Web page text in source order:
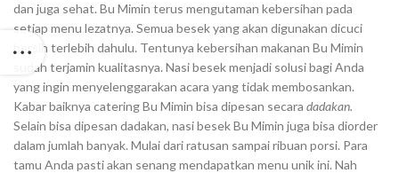
dan juga sehat. Bu Mimin terus mengutaman kebersihan pada
setiap menu lezatnya. Semua besek yang akan digunakan dicuci
bersih terlebih dahulu. Tentunya kebersihan makanan Bu Mimin
sudah terjamin kualitasnya. Nasi besek menjadi solusi bagi Anda
yang ingin menyelenggarakan acara yang tidak membosankan.
Kabar baiknya catering Bu Mimin bisa dipesan secara dadakan.
Selain bisa dipesan dadakan, nasi besek Bu Mimin juga bisa diorder
dalam jumlah banyak. Mulai dari ratusan sampai ribuan porsi. Para
tamu Anda pasti akan senang mendapatkan menu unik ini. Nah